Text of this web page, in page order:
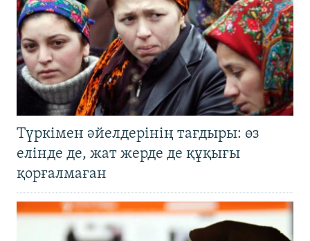
Түркімен әйелдерінің тағдыры: өз
елінде де, жат жерде де құқығы
қорғалмаған